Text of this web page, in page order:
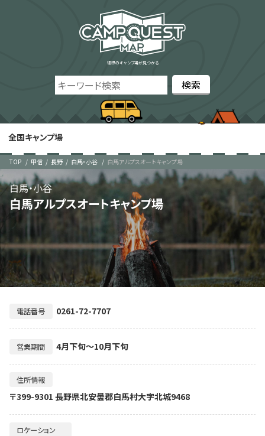
理想のキャンプ場が見つかる
全国キャンプ場
TOP 甲信 長野 白馬・小谷 白馬アルプスオートキャンプ場
白馬アルプスオートキャンプ場
白馬・小谷
電話番号 0261-72-7707
営業期間 4月下旬～10月下旬
住所情報
〒399-9301 長野県北安曇郡白馬村大字北城9468
ロケーション